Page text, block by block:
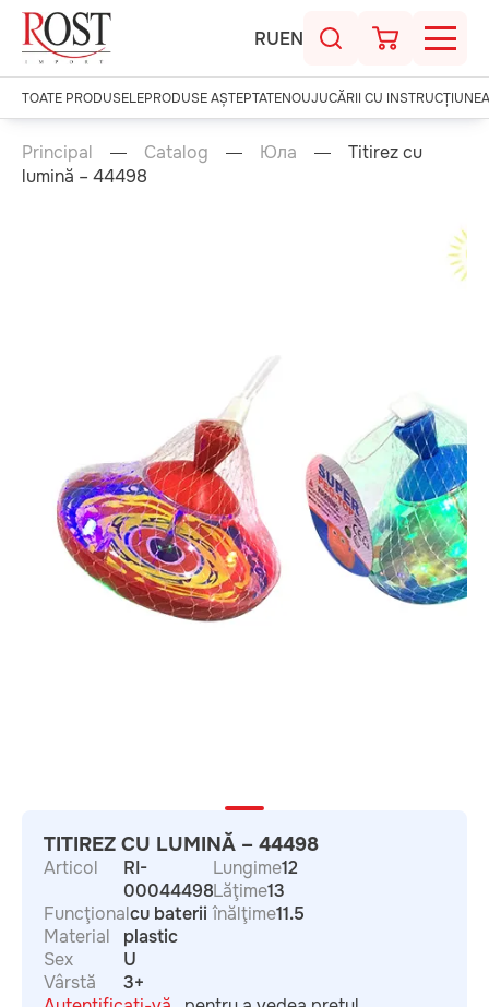
RUEN
TOATE PRODUSELEPRODUSE AȘTEPTATENOUJUCĂRII CU
Principal Catalog Юла
Titirez cu
lumină – 44498
TITIREZ CU LUMINĂ – 44498
Articol
RI-
00044498
Funcţionalcu baterii
Material
plastic
Sex
U
Vârstă
3+
Lungime12
Lăţime13
înălţime11.5